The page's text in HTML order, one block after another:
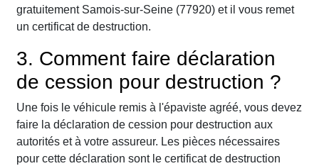
gratuitement Samois-sur-Seine (77920) et il vous remet
un certificat de destruction.
3. Comment faire déclaration
de cession pour destruction ?
Une fois le véhicule remis à l'épaviste agréé, vous devez
faire la déclaration de cession pour destruction aux
autorités et à votre assureur. Les pièces nécessaires
pour cette déclaration sont le certificat de destruction